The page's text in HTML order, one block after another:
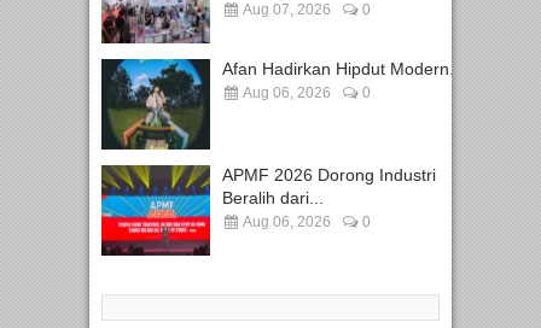
Aug 07, 2026 0
Afan Hadirkan Hipdut Modern...
Aug 06, 2026 0
APMF 2026 Dorong Industri
Beralih dari...
Aug 06, 2026 0